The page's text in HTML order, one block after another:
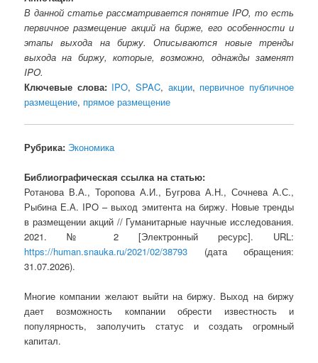
В данной статье рассматривается понятие IPO, то есть
первичное размещение акций на бирже, его особенности и
этапы выхода на биржу. Описываются новые тренды
выхода на биржу, которые, возможно, однажды заменят
IPO.
Ключевые слова: IPO,SPAC, акции, первичное публичное
размещение, прямое размещение
Рубрика: Экономика
Библиографическая ссылка на статью:
Ротанова В.А., Торопова А.И., Бугрова А.Н., Сочнева А.С.,
Рыбина Е.А. IPO – выход эмитента на биржу. Новые тренды
в размещении акций // Гуманитарные научные исследования.
2021. № 2 [Электронный ресурс]. URL:
https://human.snauka.ru/2021/02/38793 (дата обращения:
31.07.2026).
Многие компании желают выйти на биржу. Выход на биржу
дает возможность компании обрести известность и
популярность, заполучить статус и создать огромный
капитал.